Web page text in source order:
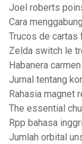
Joel roberts
Cara
Trucos de cartas
Zelda switch le
Habanera
Jurnal tentang
Rahasia magnet
The essential
Rpp bahasa
Jumlah orbital